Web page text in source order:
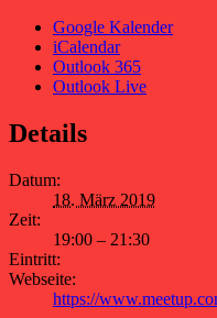
Google Kalender
iCalendar
Outlook 365
Outlook Live
Details
Datum:
18. März 2019
Zeit:
19:00 – 21:30
Eintritt:
Webseite:
https://